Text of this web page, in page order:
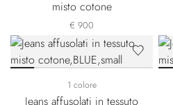
misto cotone
€ 900
1 colore
Jeans affusolati in tessuto